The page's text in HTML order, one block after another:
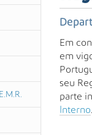
Em
em
seu
parte
Interno